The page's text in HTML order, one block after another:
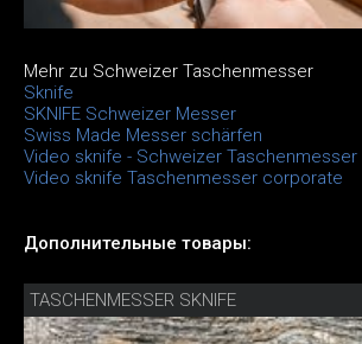
Mehr zu Schweizer Taschenmesser
Sknife
SKNIFE Schweizer Messer
Swiss Made Messer schärfen
Video sknife - Schweizer Taschenmesser
Video sknife Taschenmesser corporate
Дополнительные товары:
TASCHENMESSER SKNIFE